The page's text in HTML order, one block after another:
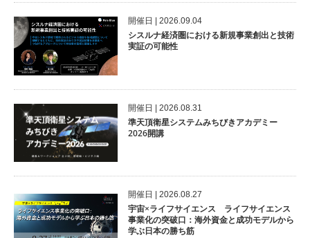
開催⽇ | 2026.09.04
シスルナ経済圏における新規事業創出と技術
実証の可能性
開催⽇ | 2026.08.31
準天頂衛星システムみちびきアカデミー
2026開講
開催⽇ | 2026.08.27
宇宙×ライフサイエンス ライフサイエンス
事業化の突破口：海外資金と成功モデルから
学ぶ日本の勝ち筋